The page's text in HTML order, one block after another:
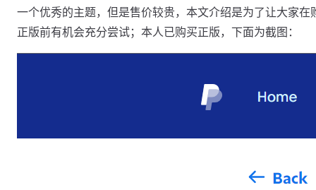
一个优秀的主题，但是售价较贵，本文介绍是为了让大家在
正版前有机会充分尝试；本人已购买正版，下面为截图：